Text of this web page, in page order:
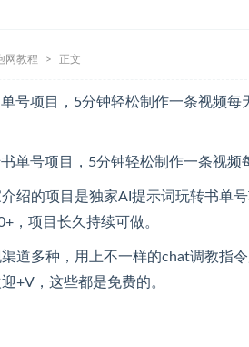
网教程 正文
号项目，5分钟轻松制作一条视频每
绍的项目是独家AI提示词玩转书单
，项目长久持续可做。
道多种，用上不一样的chat调教指
+V，这些都是免费的。